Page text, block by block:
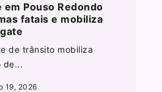
Pouso Redondo
fatais e mobiliza
de trânsito mobiliza
de...
19, 2026